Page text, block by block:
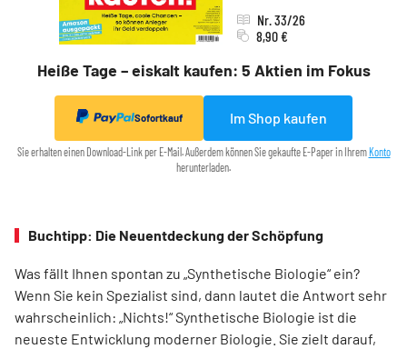
Heiße Tage – eiskalt kaufen: 5 Aktien im Fokus
Nr. 33/26
8,90 €
Sofortkauf Im Shop kaufen
Sie erhalten einen Download-Link per E-Mail. Außerdem können Sie gekaufte E-Paper in Ihrem Konto
herunterladen.
Buchtipp: Die Neuentdeckung der Schöpfung
Was fällt Ihnen spontan zu „Synthetische Biologie“ ein?
Wenn Sie kein Spezia­list sind, dann lautet die Antwort sehr
wahrscheinlich: „Nichts!“ Synthetische Biologie ist die
neueste Entwicklung moderner Biologie. Sie zielt darauf,